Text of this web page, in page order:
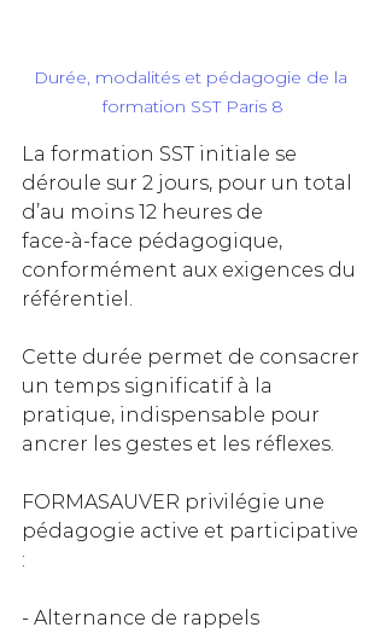
Durée, modalités et pédagogie de la
formation SST Paris 8
La formation SST initiale se
déroule sur 2 jours, pour un total
d’au moins 12 heures de
face‑à‑face pédagogique,
conformément aux exigences du
référentiel.
Cette durée permet de consacrer
un temps significatif à la
pratique, indispensable pour
ancrer les gestes et les réflexes.
FORMASAUVER privilégie une
pédagogie active et participative
:
- Alternance de rappels